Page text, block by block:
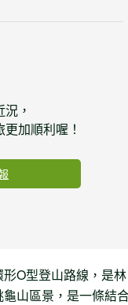
，
加順利喔！
O型登山路線，是
山區景，是一條結